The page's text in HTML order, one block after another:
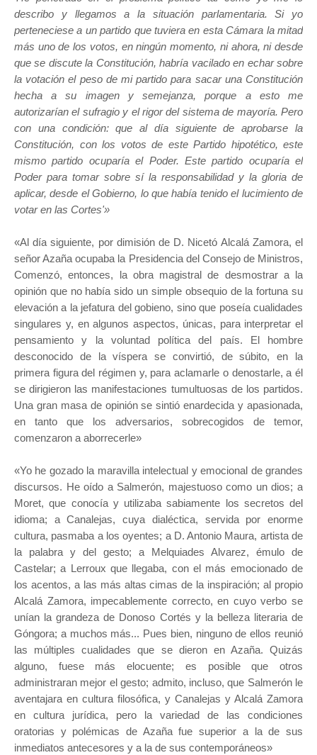
describo y llegamos a la situación parlamentaria. Si yo
perteneciese a un partido que tuviera en esta Cámara la mitad
más uno de los votos, en ningún momento, ni ahora, ni desde
que se discute la Constitución, habría vacilado en echar sobre
la votación el peso de mi partido para sacar una Constitución
hecha a su imagen y semejanza, porque a esto me
autorizarían el sufragio y el rigor del sistema de mayoría. Pero
con una condición: que al día siguiente de aprobarse la
Constitución, con los votos de este Partido hipotético, este
mismo partido ocuparía el Poder. Este partido ocuparía el
Poder para tomar sobre sí la responsabilidad y la gloria de
aplicar, desde el Gobierno, lo que había tenido el lucimiento de
votar en las Cortes'»
«Al día siguiente, por dimisión de D. Nicetó Alcalá Zamora, el
señor Azaña ocupaba la Presidencia del Consejo de Ministros,
Comenzó, entonces, la obra magistral de desmostrar a la
opinión que no había sido un simple obsequio de la fortuna su
elevación a la jefatura del gobieno, sino que poseía cualidades
singulares y, en algunos aspectos, únicas, para interpretar el
pensamiento y la voluntad política del país. El hombre
desconocido de la víspera se convirtió, de súbito, en la
primera figura del régimen y, para aclamarle o denostarle, a él
se dirigieron las manifestaciones tumultuosas de los partidos.
Una gran masa de opinión se sintió enardecida y apasionada,
en tanto que los adversarios, sobrecogidos de temor,
comenzaron a aborrecerle»
«Yo he gozado la maravilla intelectual y emocional de grandes
discursos. He oído a Salmerón, majestuoso como un dios; a
Moret, que conocía y utilizaba sabiamente los secretos del
idioma; a Canalejas, cuya dialéctica, servida por enorme
cultura, pasmaba a los oyentes; a D. Antonio Maura, artista de
la palabra y del gesto; a Melquiades Alvarez, émulo de
Castelar; a Lerroux que llegaba, con el más emocionado de
los acentos, a las más altas cimas de la inspiración; al propio
Alcalá Zamora, impecablemente correcto, en cuyo verbo se
unían la grandeza de Donoso Cortés y la belleza literaria de
Góngora; a muchos más... Pues bien, ninguno de ellos reunió
las múltiples cualidades que se dieron en Azaña. Quizás
alguno, fuese más elocuente; es posible que otros
administraran mejor el gesto; admito, incluso, que Salmerón le
aventajara en cultura filosófica, y Canalejas y Alcalá Zamora
en cultura jurídica, pero la variedad de las condiciones
oratorias y polémicas de Azaña fue superior a la de sus
inmediatos antecesores y a la de sus contemporáneos»